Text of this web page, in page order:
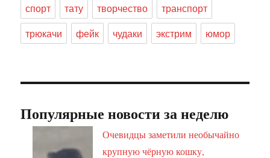
спорт
тату творчество
транспорт
трюкачи
фейк чудаки экстрим юмор
Популярные новости за неделю
Очевидцы заметили необычайно
крупную чёрную кошку,